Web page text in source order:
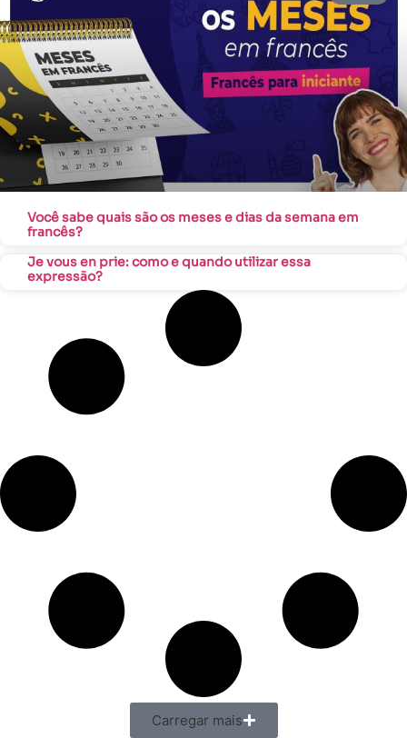
Você sabe quais são os meses e dias da semana em
francês?
Je vous en prie: como e quando utilizar essa
expressão?
Carregar mais